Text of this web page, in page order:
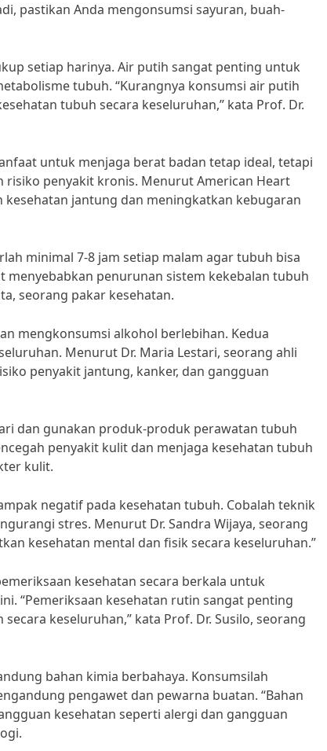
pastikan Anda mengonsumsi sayuran, buah-
setiap harinya. Air putih sangat penting untuk
tubuh. “Kurangnya konsumsi air putih
tubuh secara keseluruhan,” kata Prof. Dr.
untuk menjaga berat badan tetap ideal, tetapi
penyakit kronis. Menurut American Heart
jantung dan meningkatkan kebugaran
minimal 7-8 jam setiap malam agar tubuh bisa
menyebabkan penurunan sistem kekebalan tubuh
seorang pakar kesehatan.
mengkonsumsi alkohol berlebihan. Kedua
Menurut Dr. Maria Lestari, seorang ahli
penyakit jantung, kanker, dan gangguan
dan gunakan produk-produk perawatan tubuh
penyakit kulit dan menjaga kesehatan tubuh
kulit.
negatif pada kesehatan tubuh. Cobalah teknik
stres. Menurut Dr. Sandra Wijaya, seorang
kesehatan mental dan fisik secara keseluruhan.”
kesehatan secara berkala untuk
“Pemeriksaan kesehatan rutin sangat penting
keseluruhan,” kata Prof. Dr. Susilo, seorang
bahan kimia berbahaya. Konsumsilah
pengawet dan pewarna buatan. “Bahan
kesehatan seperti alergi dan gangguan